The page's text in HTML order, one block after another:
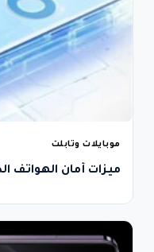
موبايلات وتابلت
ميزات أمان الهواتف